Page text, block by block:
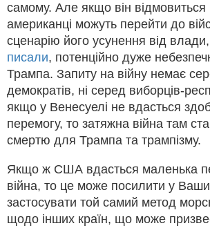
самому. Але якщо він відмовиться
американці можуть перейти до
сценарію його усунення від
писали, потенційно дуже
Трампа. Запиту на війну немає
демократів, ні серед виборців-
якщо у Венесуелі не вдасться
перемогу, то затяжна війна там
смертю для Трампа та трампізму.
Якщо ж США вдасться маленька
війна, то це може посилити у
застосувати той самий метод
щодо інших країн, що може